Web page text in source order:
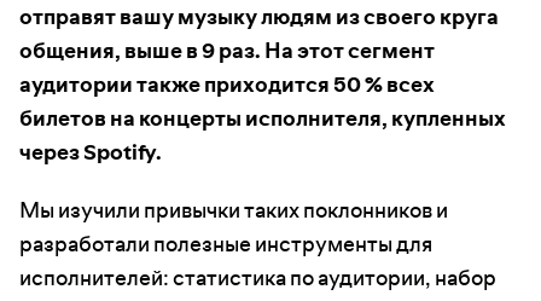
отправят вашу музыку людям из своего круга
общения, выше в 9 раз. На этот сегмент
аудитории также приходится 50 % всех
билетов на концерты исполнителя, купленных
через Spotify.
Мы изучили привычки таких поклонников и
разработали полезные инструменты для
исполнителей: статистика по аудитории, набор